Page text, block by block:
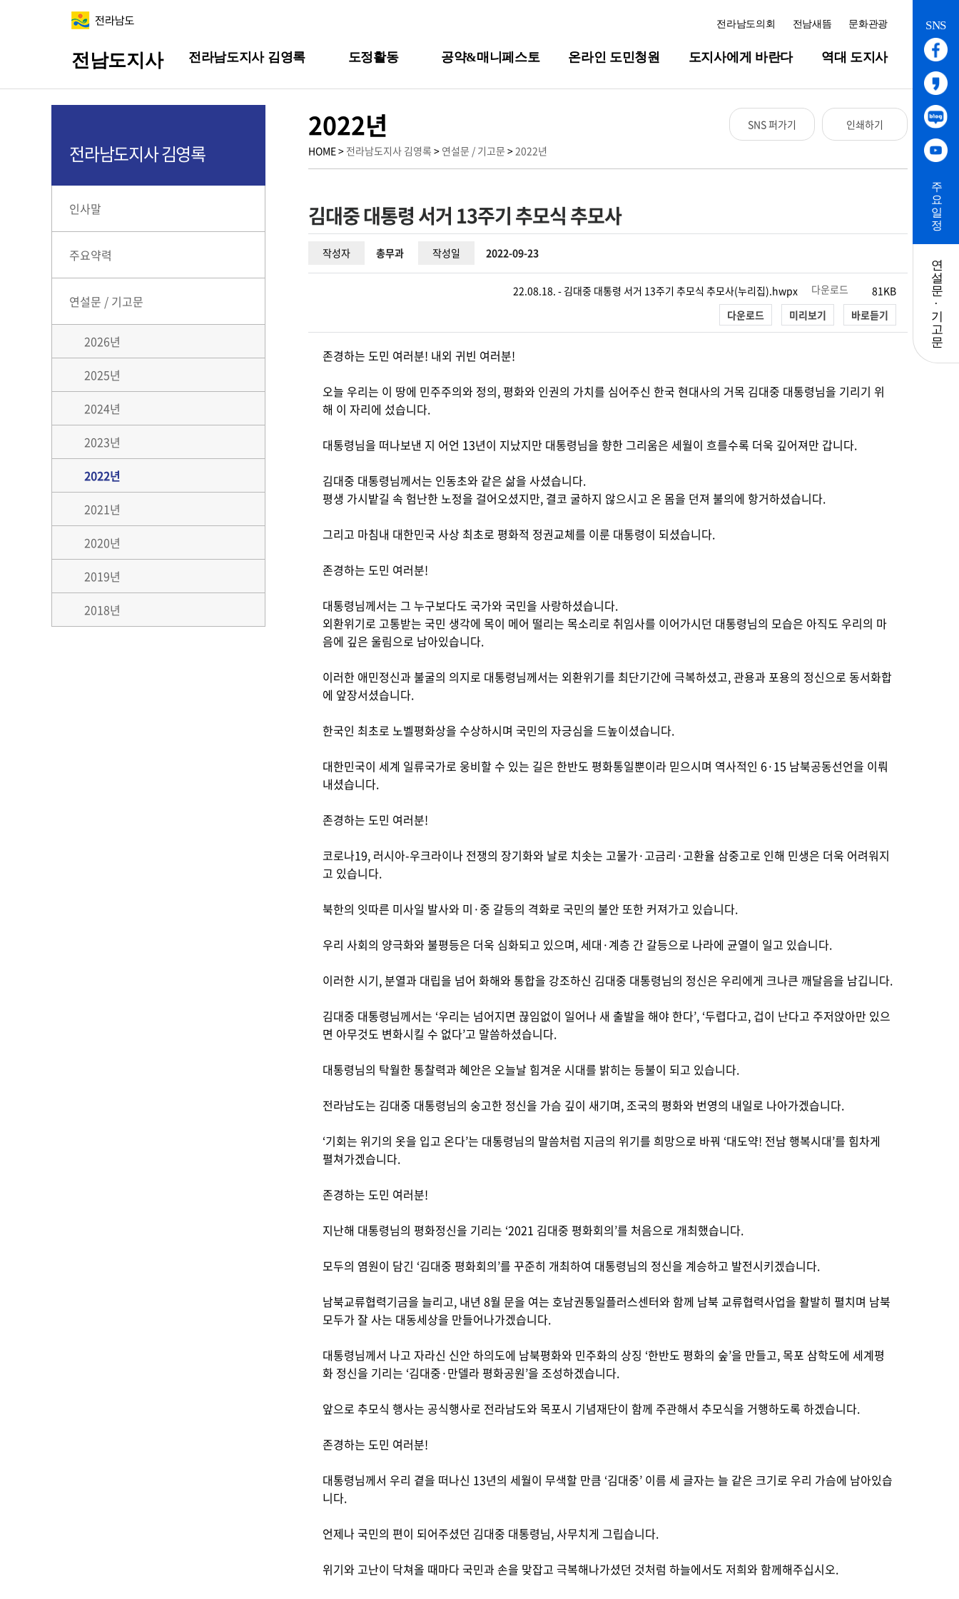
전라남도의회 전남새뜸 문화관광
전남도지사 전라남도지사 김영록 도정활동 공약&매니페스토 온라인 도민청원 도지사에게 바란다 역대 도지사
2022년
HOME > 전라남도지사 김영록 > 연설문 / 기고문 >2022년
SNS 퍼가기 인쇄하기
김대중 대통령 서거 13주기 추모식 추모사
작성자 총무과 작성일 2022-09-23
22.08.18. - 김대중 대통령 서거 13주기 추모식 추모사(누리집).hwpx 다운로드
81KB
다운로드
미리보기 바로듣기
존경하는 도민 여러분! 내외 귀빈 여러분!
오늘 우리는 이 땅에 민주주의와 정의, 평화와 인권의 가치를 심어주신 한국 현대사의 거목 김대중 대통령님을 기리기 위
해 이 자리에 섰습니다.
대통령님을 떠나보낸 지 어언 13년이 지났지만 대통령님을 향한 그리움은 세월이 흐를수록 더욱 깊어져만 갑니다.
김대중 대통령님께서는 인동초와 같은 삶을 사셨습니다.
평생 가시밭길 속 험난한 노정을 걸어오셨지만, 결코 굴하지 않으시고 온 몸을 던져 불의에 항거하셨습니다.
그리고 마침내 대한민국 사상 최초로 평화적 정권교체를 이룬 대통령이 되셨습니다.
존경하는 도민 여러분!
대통령님께서는 그 누구보다도 국가와 국민을 사랑하셨습니다.
외환위기로 고통받는 국민 생각에 목이 메어 떨리는 목소리로 취임사를 이어가시던 대통령님의 모습은 아직도 우리의 마
음에 깊은 울림으로 남아있습니다.
이러한 애민정신과 불굴의 의지로 대통령님께서는 외환위기를 최단기간에 극복하셨고, 관용과 포용의 정신으로 동서화합
에 앞장서셨습니다.
한국인 최초로 노벨평화상을 수상하시며 국민의 자긍심을 드높이셨습니다.
대한민국이 세계 일류국가로 웅비할 수 있는 길은 한반도 평화통일뿐이라 믿으시며 역사적인 6·15 남북공동선언을 이뤄
내셨습니다.
존경하는 도민 여러분!
코로나19, 러시아-우크라이나 전쟁의 장기화와 날로 치솟는 고물가·고금리·고환율 삼중고로 인해 민생은 더욱 어려워지
고 있습니다.
북한의 잇따른 미사일 발사와 미·중 갈등의 격화로 국민의 불안 또한 커져가고 있습니다.
우리 사회의 양극화와 불평등은 더욱 심화되고 있으며, 세대·계층 간 갈등으로 나라에 균열이 일고 있습니다.
이러한 시기, 분열과 대립을 넘어 화해와 통합을 강조하신 김대중 대통령님의 정신은 우리에게 크나큰 깨달음을 남깁니다.
김대중 대통령님께서는 ‘우리는 넘어지면 끊임없이 일어나 새 출발을 해야 한다’, ‘두렵다고, 겁이 난다고 주저앉아만 있으
면 아무것도 변화시킬 수 없다’고 말씀하셨습니다.
대통령님의 탁월한 통찰력과 혜안은 오늘날 힘겨운 시대를 밝히는 등불이 되고 있습니다.
전라남도는 김대중 대통령님의 숭고한 정신을 가슴 깊이 새기며, 조국의 평화와 번영의 내일로 나아가겠습니다.
‘기회는 위기의 옷을 입고 온다’는 대통령님의 말씀처럼 지금의 위기를 희망으로 바꿔 ‘대도약! 전남 행복시대’를 힘차게
펼쳐가겠습니다.
존경하는 도민 여러분!
지난해 대통령님의 평화정신을 기리는 ‘2021 김대중 평화회의’를 처음으로 개최했습니다.
모두의 염원이 담긴 ‘김대중 평화회의’를 꾸준히 개최하여 대통령님의 정신을 계승하고 발전시키겠습니다.
남북교류협력기금을 늘리고, 내년 8월 문을 여는 호남권통일플러스센터와 함께 남북 교류협력사업을 활발히 펼치며 남북
모두가 잘 사는 대동세상을 만들어나가겠습니다.
대통령님께서 나고 자라신 신안 하의도에 남북평화와 민주화의 상징 ‘한반도 평화의 숲’을 만들고, 목포 삼학도에 세계평
화 정신을 기리는 ‘김대중·만델라 평화공원’을 조성하겠습니다.
앞으로 추모식 행사는 공식행사로 전라남도와 목포시 기념재단이 함께 주관해서 추모식을 거행하도록 하겠습니다.
존경하는 도민 여러분!
대통령님께서 우리 곁을 떠나신 13년의 세월이 무색할 만큼 ‘김대중’ 이름 세 글자는 늘 같은 크기로 우리 가슴에 남아있습
니다.
언제나 국민의 편이 되어주셨던 김대중 대통령님, 사무치게 그립습니다.
위기와 고난이 닥쳐올 때마다 국민과 손을 맞잡고 극복해나가셨던 것처럼 하늘에서도 저희와 함께해주십시오.
전라남도지사 김영록
인사말
주요약력
연설문 / 기고문
2026년
2025년
2024년
2023년
2022년
2021년
2020년
2019년
2018년
SNS
주
요
일
정
연
설
문
·
기
고
문